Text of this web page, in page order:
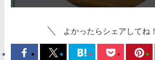
よかったらシェアしてね！